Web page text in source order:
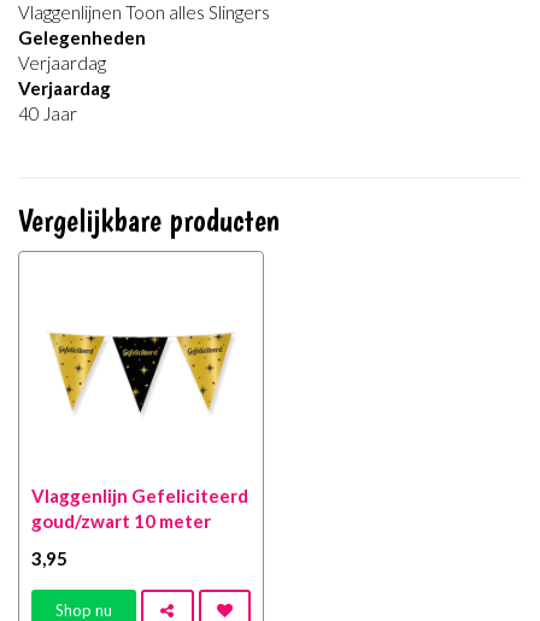
Vlaggenlijnen Toon alles Slingers
Gelegenheden
Verjaardag
Verjaardag
40 Jaar
Vergelijkbare producten
Vlaggenlijn Gefeliciteerd
goud/zwart 10 meter
3 ,95
Shop nu